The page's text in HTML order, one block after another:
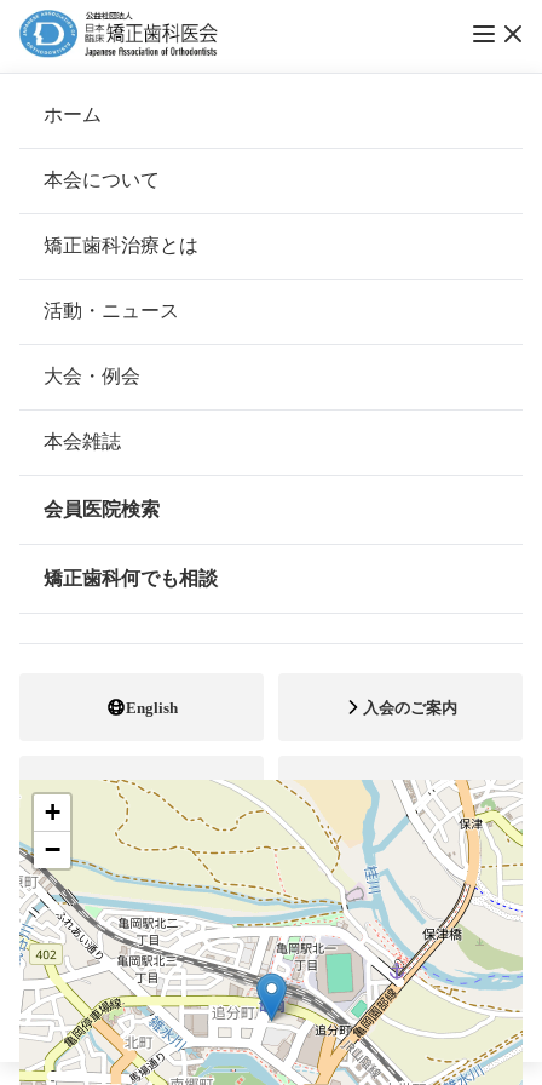
ホーム
本会について
会長挨拶
基本理念
組織について
本会の歴史
情報公開
矯正歯科治療とは
安心して治療を受けていただくための「6つの指針」
安心できる矯正歯科治療契約のための「7つの提言」
矯正歯科治療について
活動・ニュース
大会・例会
本会雑誌
会員医院検索
矯正歯科何でも相談
English 入会のご案内
会員専用ページ 公式YouTube
ブレスマ
ホーム 会員医院検索
医療法人社団おぎの矯正歯科
所在地
京都府亀岡市追分町大堀17-1ＦＬＡ
FAX番号 0771-25-9946
顎口腔機能診断施設
自立支援医療
+
−